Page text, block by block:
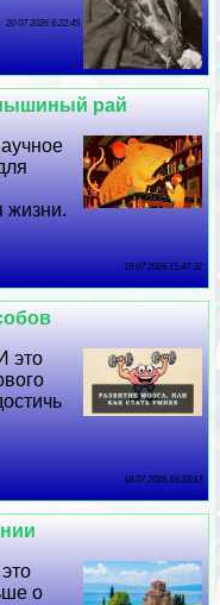
20 07 2026 6:22:45
рай
жизни.
19 07 2026 15:47:32
это
18 07 2026 16:33:13
о